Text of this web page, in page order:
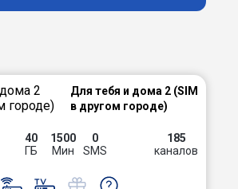
Для тебя и дома 2 (SIM
в другом городе)
40
ГБ
1500
Мин
0
SMS
185
каналов